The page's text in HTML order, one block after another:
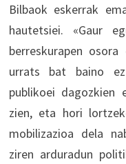
Bilbaok eskerrak
hautetsiei. «Gaur
berreskurapen
urrats bat baino
publikoei dagozkien
zien, eta hori
mobilizazioa dela
ziren arduradun